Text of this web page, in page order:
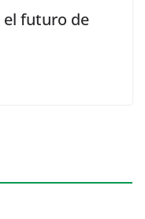
el futuro de